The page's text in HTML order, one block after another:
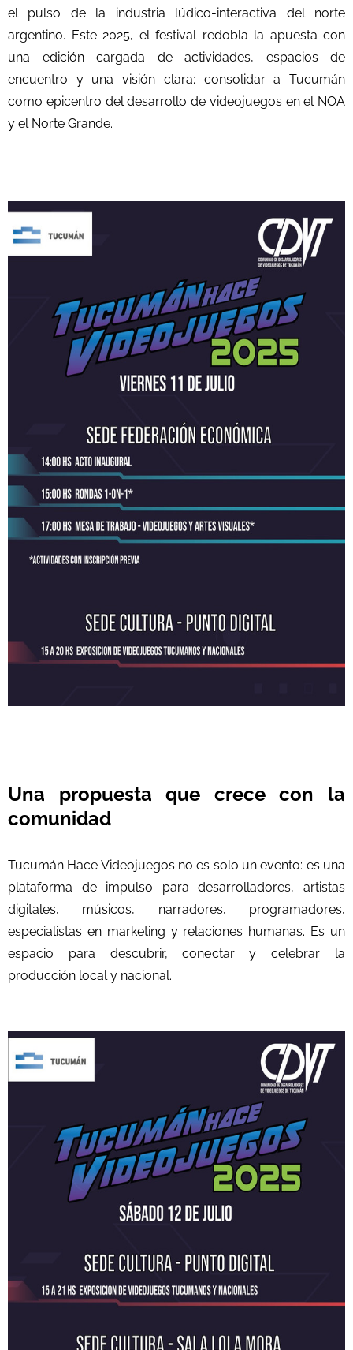
el pulso de la industria lúdico-interactiva del norte
argentino. Este 2025, el festival redobla la apuesta con
una edición cargada de actividades, espacios de
encuentro y una visión clara: consolidar a Tucumán
como epicentro del desarrollo de videojuegos en el NOA
y el Norte Grande.
Una propuesta que crece con la
comunidad
Tucumán Hace Videojuegos no es solo un evento: es una
plataforma de impulso para desarrolladores, artistas
digitales, músicos, narradores, programadores,
especialistas en marketing y relaciones humanas. Es un
espacio para descubrir, conectar y celebrar la
producción local y nacional.